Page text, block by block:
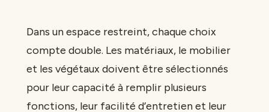
Dans un espace restreint, chaque choix
compte double. Les matériaux, le mobilier
et les végétaux doivent être sélectionnés
pour leur capacité à remplir plusieurs
fonctions, leur facilité d’entretien et leur